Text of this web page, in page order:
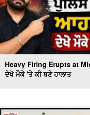
Heavy Firing Erupts at
ਦੇਖੋ ਮੌਕੇ 'ਤੇ ਕੀ ਬਣੇ ਹਾਲਾਤ